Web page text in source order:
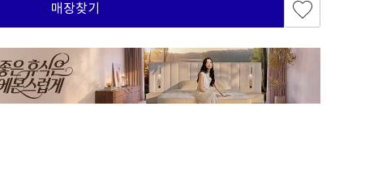
매장찾기